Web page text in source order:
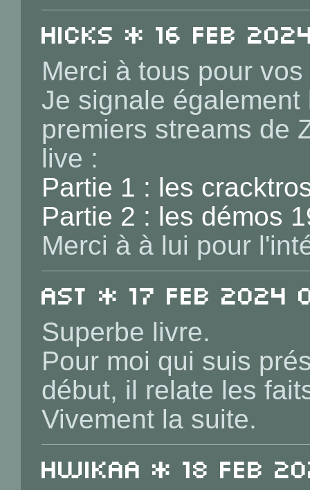
Hicks * 16 Feb
Merci à tous pour
Je signale
premiers streams de
live :
Partie 1 : les
Partie 2 : les démos
Merci à à lui pour
ast * 17 Feb 2024
Superbe livre.
Pour moi qui suis
début, il relate les
Vivement la suite.
Hwikaa * 18 Feb